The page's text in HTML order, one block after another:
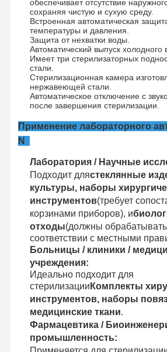
Автоклав сверху стола
Переносная автоклавная машина
Стерилизатор низкотемпературной
Стерилизатор окиси этилена
Оборудование CSSD
Оборудование водоочистки
сушильный шкаф
Лабораторное оборудование
обеспечивает отсутствие
сохраняя чистую и сухую среду.
Встроенная автоматическая
температуры и давления.
Защита от нехватки воды.
Автоматический выпуск холодного
Имеет три стерилизаторных
стали.
Стерилизационная камера
нержавеющей стали.
Автоматическое отключение с
после завершения стерилизации.
Применение лабораторного
N
Лаборатория / Научные
Подходит длястеклянные
культуры, наборы
инструментов(требует
корзинами приборов), и
отходы(должны
соответствии с местными
Больницы / клиники /
учреждения:
Идеально подходит для
стерилизации Комплекты
инструментов, наборы
медицинские ткани.
Фармацевтика /
промышленность: